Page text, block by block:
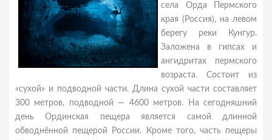
села Орда Пермского
края (Россия), на левом
берегу реки Кунгур.
Заложена в гипсах и
ангидритах пермского
возраста. Состоит из
«сухой» и подводной части. Длина сухой части составляет
300 метров, подводной — 4600 метров. На сегодняшний
день Ординская пещера является самой длинной
обводнённой пещерой России. Кроме того, часть пещеры